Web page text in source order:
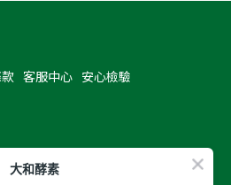
客服中心 安心檢驗
大和酵素